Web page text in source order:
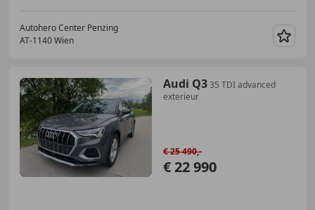
Autohero Center Penzing
AT-1140 Wien
Audi Q335 TDI advanced
exterieur
€ 22 990
€ 25 490,-